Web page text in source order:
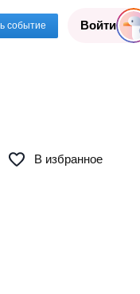
событие Войти
В избранное